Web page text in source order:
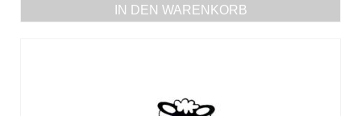
IN DEN WARENKORB